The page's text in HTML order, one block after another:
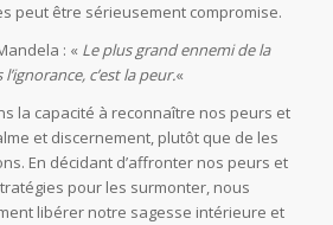
peut être sérieusement compromise.
: « Le plus grand ennemi de la
c’est la peur.«
la capacité à reconnaître nos peurs et
et discernement, plutôt que de les
En décidant d’affronter nos peurs et
pour les surmonter, nous
libérer notre sagesse intérieure et